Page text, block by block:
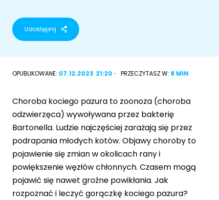
Akcesoria dla psa
Sznaucer miniaturowy
Golden retriever
Buldog francuski
Owczarek niemiecki
Wyszukiwarka ras psów
RASY KOTÓW
Kot brytyjski
Kot rosyjski niebieski
Udostępnij
OPUBLIKOWANE: 07.12.2023 21:20 PRZECZYTASZ W: 8 MIN
Choroba kociego pazura to zoonoza (choroba
odzwierzęca) wywoływana przez bakterię
Bartonella. Ludzie najczęściej zarażają się przez
podrapania młodych kotów. Objawy choroby to
pojawienie się zmian w okolicach rany i
powiększenie węzłów chłonnych. Czasem mogą
pojawić się nawet groźne powikłania. Jak
rozpoznać i leczyć gorączkę kociego pazura?